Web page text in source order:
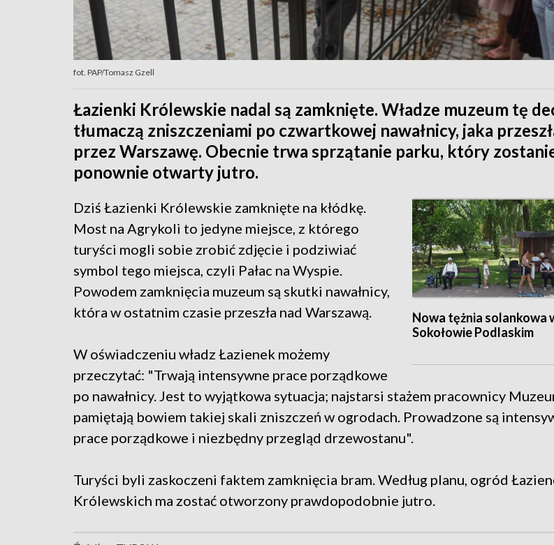
fot. PAP/Tomasz Gzell
Łazienki Królewskie nadal są zamknięte. Władze muzeum tę
tłumaczą zniszczeniami po czwartkowej nawałnicy, jaka
przez Warszawę. Obecnie trwa sprzątanie parku, który
ponownie otwarty jutro.
Nowa tężnia solankowa
Sokołowie Podlaskim
Dziś Łazienki Królewskie zamknięte na kłódkę.
Most na Agrykoli to jedyne miejsce, z którego
turyści mogli sobie zrobić zdjęcie i podziwiać
symbol tego miejsca, czyli Pałac na Wyspie.
Powodem zamknięcia muzeum są skutki nawałnicy,
która w ostatnim czasie przeszła nad Warszawą.
W oświadczeniu władz Łazienek możemy
przeczytać: "Trwają intensywne prace porządkowe
po nawałnicy. Jest to wyjątkowa sytuacja; najstarsi stażem pracownicy
pamiętają bowiem takiej skali zniszczeń w ogrodach. Prowadzone są
prace porządkowe i niezbędny przegląd drzewostanu".
Turyści byli zaskoczeni faktem zamknięcia bram. Według planu, ogród
Królewskich ma zostać otworzony prawdopodobnie jutro.